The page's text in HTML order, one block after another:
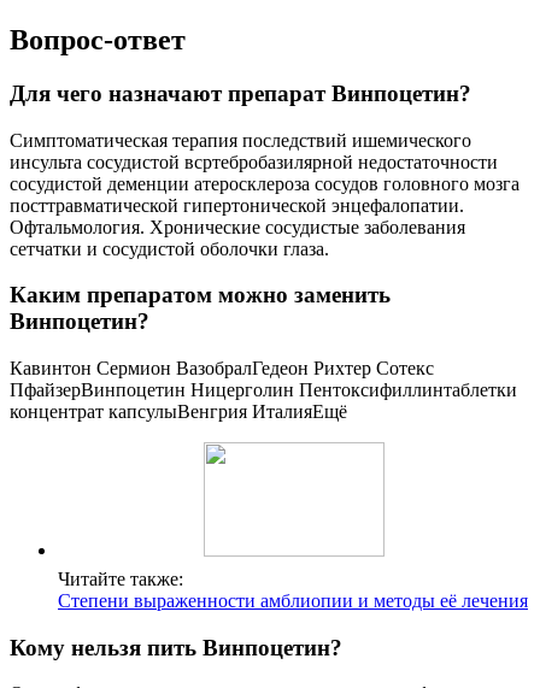
Вопрос-ответ
Для чего назначают препарат Винпоцетин?
Симптоматическая терапия последствий ишемического
инсульта сосудистой всртебробазилярной недостаточности
сосудистой деменции атеросклероза сосудов головного мозга
посттравматической гипертонической энцефалопатии.
Офтальмология. Хронические сосудистые заболевания
сетчатки и сосудистой оболочки глаза.
Каким препаратом можно заменить
Винпоцетин?
Кавинтон Сермион ВазобралГедеон Рихтер Сотекс
ПфайзерВинпоцетин Ницерголин Пентоксифиллинтаблетки
концентрат капсулыВенгрия ИталияЕщё
Читайте также:
Степени выраженности амблиопии и методы её лечения
Кому нельзя пить Винпоцетин?